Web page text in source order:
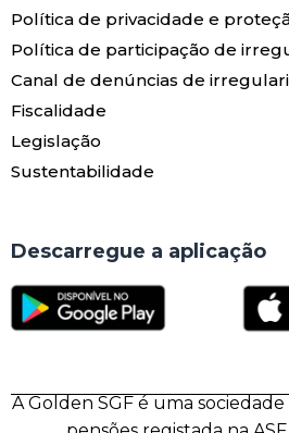
Política de privacidade e
Política de participação de
Canal de denúncias de
Fiscalidade
Legislação
Sustentabilidade
Descarregue a aplicação
A Golden SGF é uma